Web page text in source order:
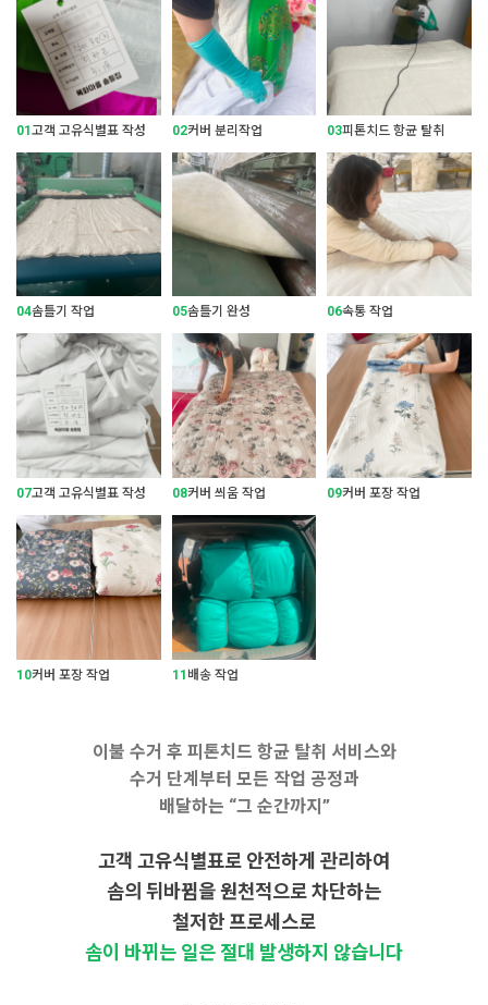
01고객 고유식별표 작성 02커버 분리작업 03피톤치드 항균 탈취
04솜틀기 작업 05솜틀기 완성 06속통 작업
07고객 고유식별표 작성 08커버 씌움 작업 09커버 포장 작업
10커버 포장 작업 11 배송 작업
이불 수거 후 피톤치드 항균 탈취 서비스와
수거 단계부터 모든 작업 공정과
배달하는 “그 순간까지”
고객 고유식별표로 안전하게 관리하여
솜의 뒤바뀜을 원천적으로 차단하는
철저한 프로세스로
솜이 바뀌는 일은 절대 발생하지 않습니다